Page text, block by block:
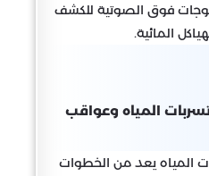
فوق الصوتية للكشف
المائية.
المياه وعواقب
المياه يعد من الخطوات